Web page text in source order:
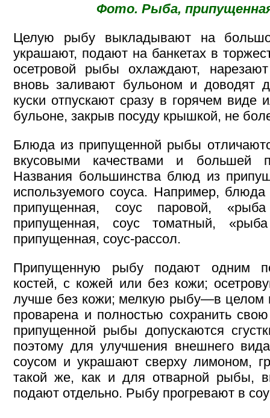
Фото. Рыба,
Целую рыбу выкладывают на
украшают, подают на банкетах в
осетровой рыбы охлаждают,
вновь заливают бульоном и доводят
куски отпускают сразу в горячем виде
бульоне, закрыв посуду крышкой, не
Блюда из припущенной рыбы
вкусовыми качествами и большей
Названия большинства блюд из
используемого соуса. Например,
припущенная, соус паровой,
припущенная, соус томатный,
припущенная, соус-рассол.
Припущенную рыбу подают одним
костей, с кожей или без кожи;
лучше без кожи; мелкую рыбу—в целом
проварена и полностью сохранить
припущенной рыбы допускаются
поэтому для улучшения внешнего
соусом и украшают сверху лимоном,
такой же, как и для отварной рыбы,
подают отдельно. Рыбу прогревают в